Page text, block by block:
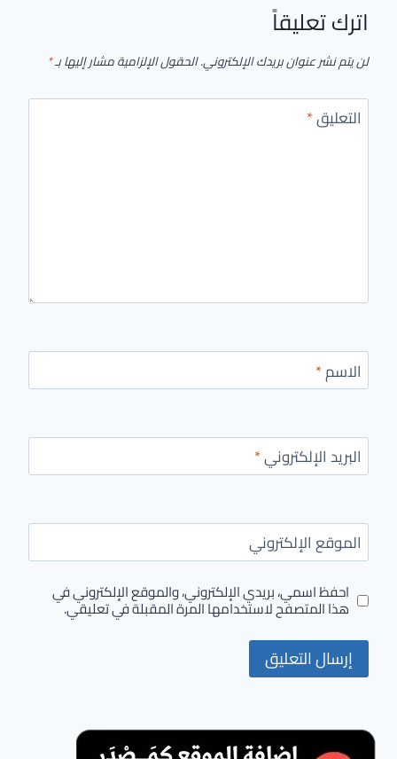
اترك تعليقاً
لن يتم نشر عنوان بريدك الإلكتروني.الحقول الإلزامية مشار إليها بـ*
التعليق*
الاسم*
البريد الإلكتروني*
الموقع الإلكتروني
احفظ اسمي، بريدي الإلكتروني، والموقع الإلكتروني في
هذا المتصفح لاستخدامها المرة المقبلة في تعليقي.